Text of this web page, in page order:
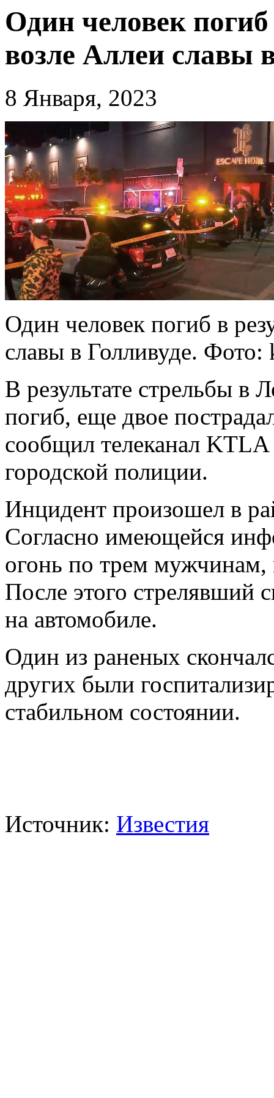
Один человек погиб
возле Аллеи славы
8 Января, 2023
Один человек погиб в
славы в Голливуде. Фото:
В результате стрельбы в
погиб, еще двое
сообщил телеканал KTLA
городской полиции.
Инцидент произошел в
Согласно имеющейся
огонь по трем мужчинам,
После этого стрелявший
на автомобиле.
Один из раненых
других были
стабильном состоянии.
Источник: Известия